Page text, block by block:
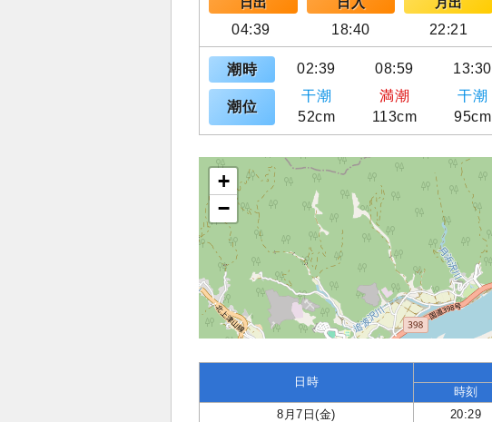
04:39
18:40 22:21
潮時 02:39 08:59 13:30
潮位
干潮 満潮 干潮
52cm
113cm 95cm
+
−
日時
時刻
8月7日(金)
20:29